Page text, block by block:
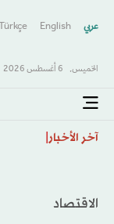
عربي English
Türkçe
الخميس, 6 أغسطس 2026
آخر الأخبار
الاقتصاد